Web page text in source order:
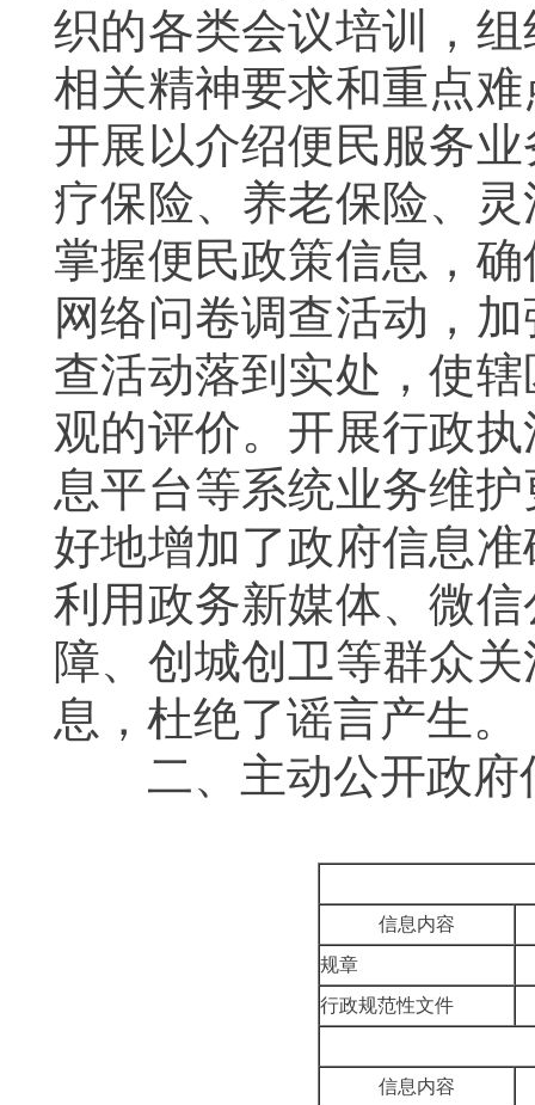
织的各类会议培训，
相关精神要求和重点
开展以介绍便民服务
疗保险、 养老保险、
掌握便民政策信息，
网络问卷调查活动，
查活动落到实处，使
观的评价。开展行政
息平台等系统业务维
好地增加了政府信息
利用政务新媒体、微
障、创城创卫等群众
息，杜绝了谣言产生。
二、 主动公开政府
信息内容
规章
行政规范性文件
信息内容